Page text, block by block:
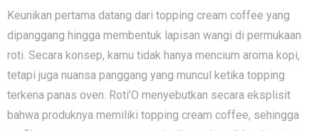
Keunikan pertama datang dari topping cream coffee yang
dipanggang hingga membentuk lapisan wangi di permukaan
roti. Secara konsep, kamu tidak hanya mencium aroma kopi,
tetapi juga nuansa panggang yang muncul ketika topping
terkena panas oven. Roti’O menyebutkan secara eksplisit
bahwa produknya memiliki topping cream coffee, sehingga